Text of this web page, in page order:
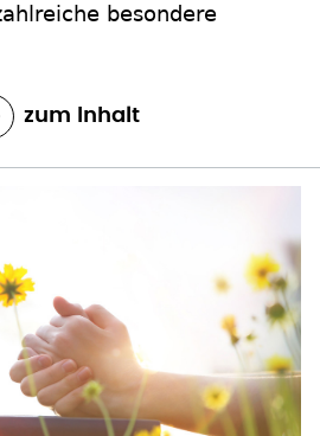
besondere
zum Inhalt